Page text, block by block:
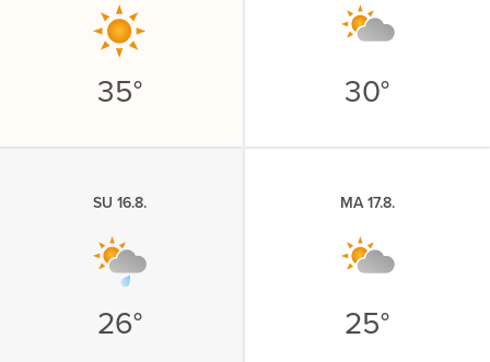
35° 30°
SU 16.8.
26°
MA 17.8.
25°